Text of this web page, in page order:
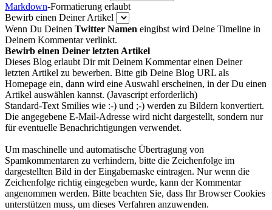
Markdown-Formatierung erlaubt
Bewirb einen Deiner Artikel
Wenn Du Deinen Twitter Namen eingibst wird Deine Timeline in
Deinem Kommentar verlinkt.
Bewirb einen Deiner letzten Artikel
Dieses Blog erlaubt Dir mit Deinem Kommentar einen Deiner
letzten Artikel zu bewerben. Bitte gib Deine Blog URL als
Homepage ein, dann wird eine Auswahl erscheinen, in der Du einen
Artikel auswählen kannst. (Javascript erforderlich)
Standard-Text Smilies wie :-) und ;-) werden zu Bildern konvertiert.
Die angegebene E-Mail-Adresse wird nicht dargestellt, sondern nur
für eventuelle Benachrichtigungen verwendet.
Um maschinelle und automatische Übertragung von
Spamkommentaren zu verhindern, bitte die Zeichenfolge im
dargestellten Bild in der Eingabemaske eintragen. Nur wenn die
Zeichenfolge richtig eingegeben wurde, kann der Kommentar
angenommen werden. Bitte beachten Sie, dass Ihr Browser Cookies
unterstützen muss, um dieses Verfahren anzuwenden.